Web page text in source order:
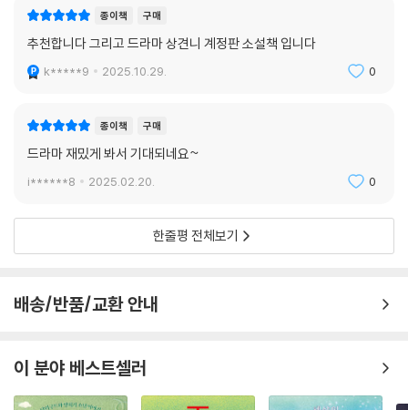
종이책 구매
추천합니다 그리고 드라마 상견니 계정판 소설책 입니다
k*****9 2025.10.29. 0
종이책 구매
드라마 재밌게 봐서 기대되네요~
i******8 2025.02.20. 0
한줄평 전체보기
배송/반품/교환 안내
이 분야 베스트셀러